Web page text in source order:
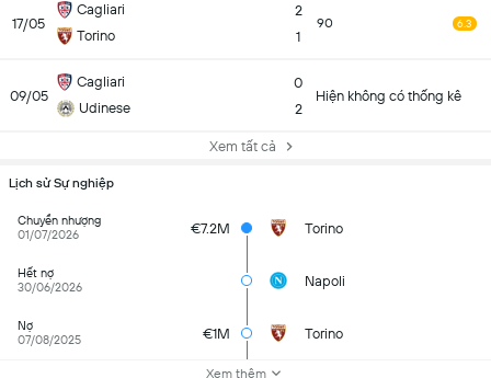
17/05
Cagliari
Torino
2
1
90 6.3
09/05
Cagliari
Udinese
0
2
Hiện không có thống kê
Xem tất cả
Lịch sử Sự nghiệp
Chuyển nhượng
01/07/2026
€7.2M Torino
Hết nợ
30/06/2026
Napoli
Nợ
07/08/2025
€1M Torino
Xem thêm